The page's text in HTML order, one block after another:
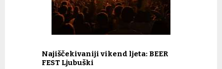
Najiščekivaniji vikend ljeta: BEER
FEST Ljubuški